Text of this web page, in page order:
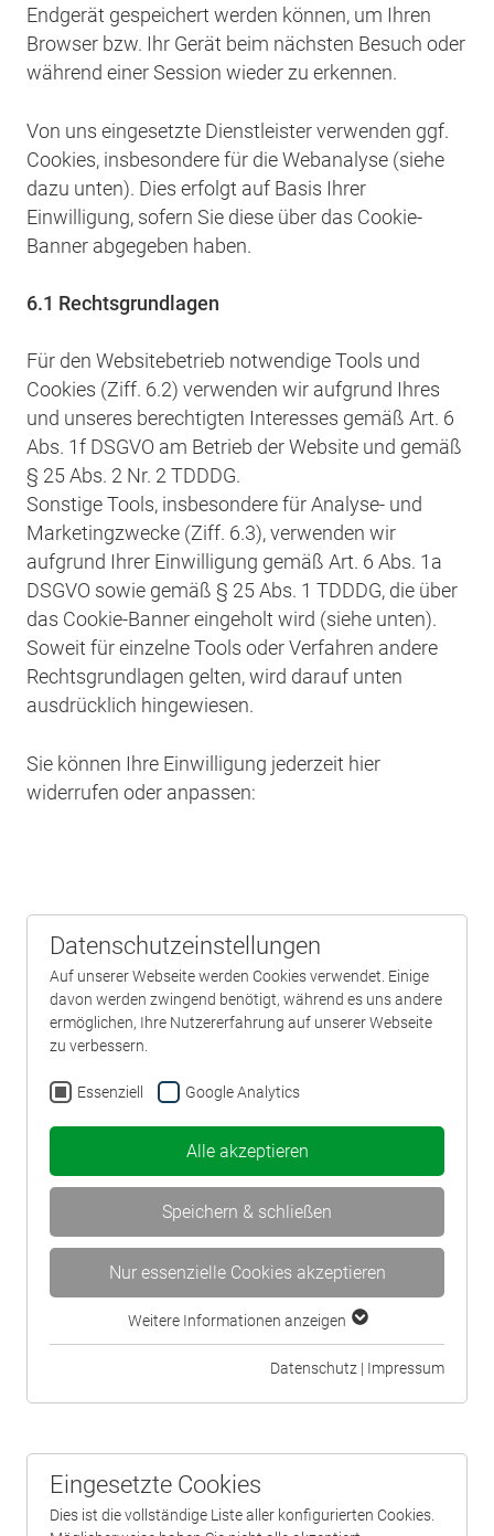
Endgerät gespeichert werden können, um Ihren
Browser bzw. Ihr Gerät beim nächsten Besuch oder
während einer Session wieder zu erkennen.
Von uns eingesetzte Dienstleister verwenden ggf.
Cookies, insbesondere für die Webanalyse (siehe
dazu unten). Dies erfolgt auf Basis Ihrer
Einwilligung, sofern Sie diese über das Cookie-
Banner abgegeben haben.
6.1 Rechtsgrundlagen
Für den Websitebetrieb notwendige Tools und
Cookies (Ziff. 6.2) verwenden wir aufgrund Ihres
und unseres berechtigten Interesses gemäß Art. 6
Abs. 1f DSGVO am Betrieb der Website und gemäß
§ 25 Abs. 2 Nr. 2 TDDDG.
Sonstige Tools, insbesondere für Analyse- und
Marketingzwecke (Ziff. 6.3), verwenden wir
aufgrund Ihrer Einwilligung gemäß Art. 6 Abs. 1a
DSGVO sowie gemäß § 25 Abs. 1 TDDDG, die über
das Cookie-Banner eingeholt wird (siehe unten).
Soweit für einzelne Tools oder Verfahren andere
Rechtsgrundlagen gelten, wird darauf unten
ausdrücklich hingewiesen.
Sie können Ihre Einwilligung jederzeit hier
widerrufen oder anpassen:
Datenschutzeinstellungen
Auf unserer Webseite werden Cookies verwendet. Einige
davon werden zwingend benötigt, während es uns andere
ermöglichen, Ihre Nutzererfahrung auf unserer Webseite
zu verbessern.
Essenziell Google Analytics
Alle akzeptieren
Speichern & schließen
Nur essenzielle Cookies akzeptieren
Essenzielle Cookies werden für grundlegende
gewährleistet, dass die Webseite einwandfrei
Name cookie_optin
Anbieter BWV Münster
Cookie-Informationen anzeigen
Weitere Informationen anzeigen
Datenschutz | Impressum
Eingesetzte Cookies
Dies ist die vollständige Liste aller konfigurierten Cookies.